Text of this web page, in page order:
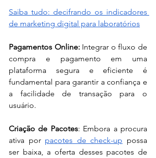
Saiba tudo: decifrando os indicadores
de marketing digital para laboratórios
Pagamentos Online: Integrar o fluxo de
compra e pagamento em uma
plataforma segura e eficiente é
fundamental para garantir a confiança e
a facilidade de transação para o
usuário.
Criação de Pacotes: Embora a procura
ativa por pacotes de check-up possa
ser baixa, a oferta desses pacotes de